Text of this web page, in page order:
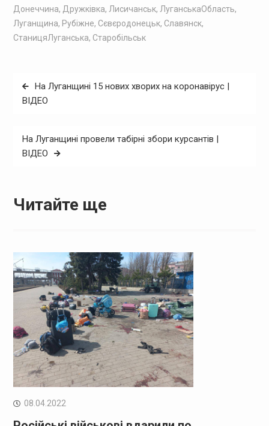
Донеччина, Дружківка, Лисичанськ, ЛуганськаОбласть,
Луганщина, Рубіжне, Сєвєродонецьк, Славянск,
СтаницяЛуганська, Старобільськ
Навігація
записів
На Луганщині 15 нових хворих на коронавірус |
ВІДЕО
На Луганщині провели табірні збори курсантів |
ВІДЕО
Читайте ще
08.04.2022